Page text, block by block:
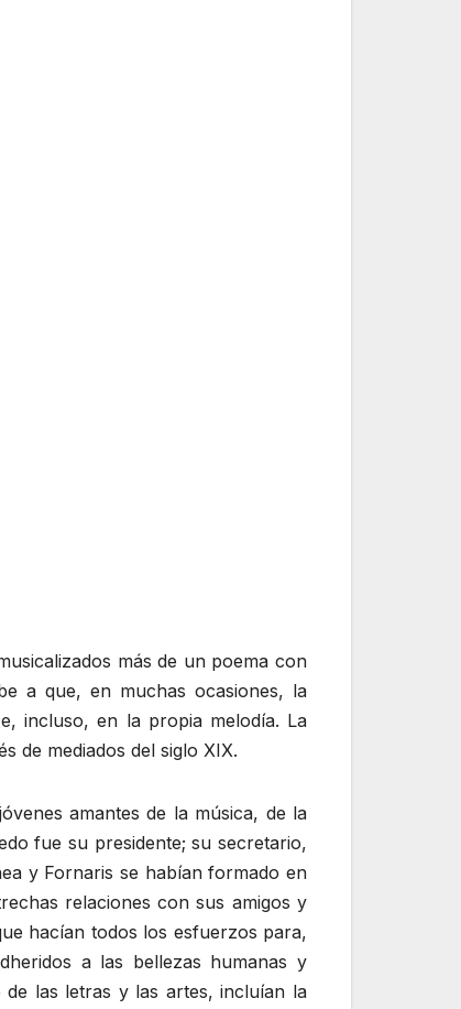
más de un poema con
a que, en muchas ocasiones, la
incluso, en la propia melodía. La
de mediados del siglo XIX.
amantes de la música, de la
fue su presidente; su secretario,
y Fornaris se habían formado en
relaciones con sus amigos y
hacían todos los esfuerzos para,
a las bellezas humanas y
de las letras y las artes, incluían la